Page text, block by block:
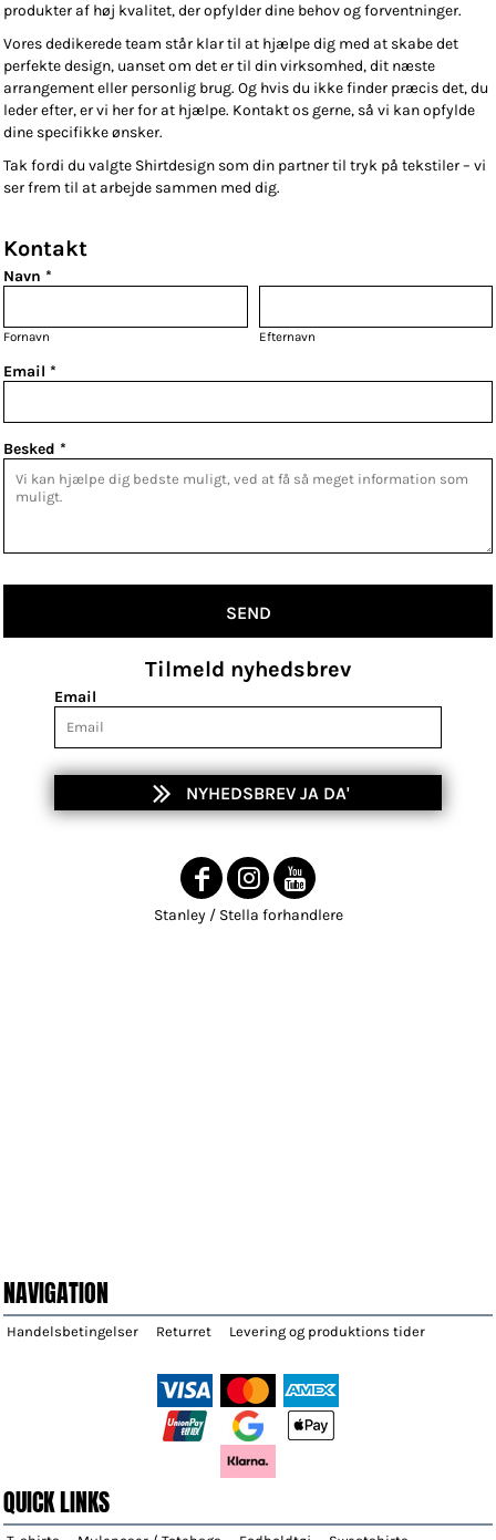
produkter af høj kvalitet, der opfylder dine behov og forventninger.
Vores dedikerede team står klar til at hjælpe dig med at skabe det
perfekte design, uanset om det er til din virksomhed, dit næste
arrangement eller personlig brug. Og hvis du ikke finder præcis det, du
leder efter, er vi her for at hjælpe. Kontakt os gerne, så vi kan opfylde
dine specifikke ønsker.
Tak fordi du valgte Shirtdesign som din partner til tryk på tekstiler – vi
ser frem til at arbejde sammen med dig.
Kontakt
Navn *
Fornavn Efternavn
Email *
Besked *
SEND
Tilmeld nyhedsbrev
Email
NYHEDSBREV JA DA'
Stanley / Stella forhandlere
NAVIGATION
Handelsbetingelser Returret Levering og produktions tider
QUICK LINKS